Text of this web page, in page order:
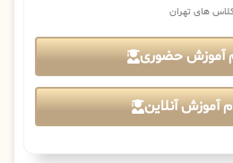
های تهران
آموزش حضوری
آموزش آنلاین